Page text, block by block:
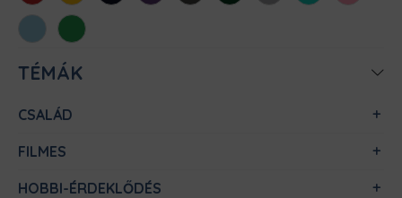
rózsaszín
Világoskék
Zöld
TÉMÁK
CSALÁD
FILMES
HOBBI-ÉRDEKLŐDÉS